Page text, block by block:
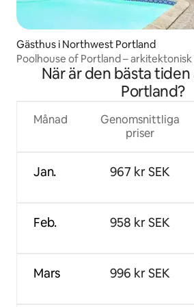
Gästhus i Northwest Portland
Poolhouse of Portland – arkitektonisk
När är den bästa
Portland?
Månad
Jan.
Feb.
Mars
Genomsnittliga
priser
967 kr SEK
958 kr SEK
996 kr SEK